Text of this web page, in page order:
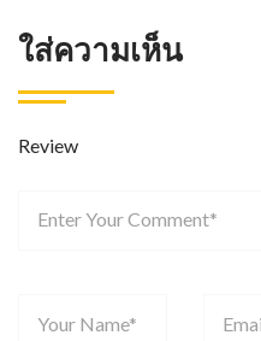
ใส่ความเห็น
Review